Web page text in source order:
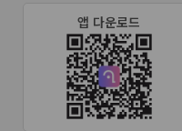
앱 다운로드